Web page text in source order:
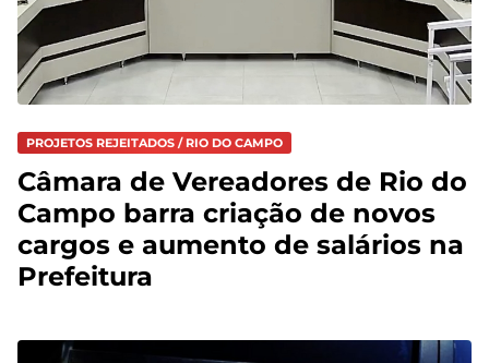
PROJETOS REJEITADOS / RIO DO CAMPO
Câmara de Vereadores de Rio do
Campo barra criação de novos
cargos e aumento de salários na
Prefeitura